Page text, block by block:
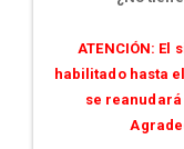
ATENCIÓN: El
habilitado hasta el
se reanudará